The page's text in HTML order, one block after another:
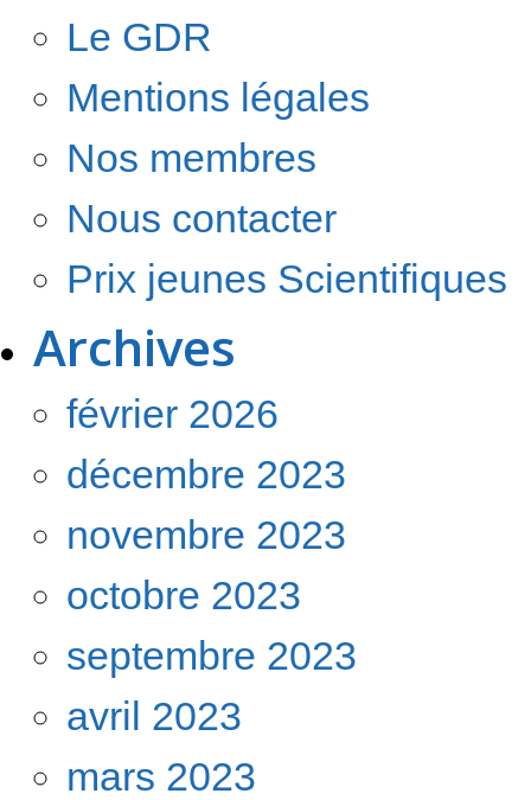
Le GDR
Mentions légales
Nos membres
Nous contacter
Prix jeunes Scientifiques
Archives
février 2026
décembre 2023
novembre 2023
octobre 2023
septembre 2023
avril 2023
mars 2023